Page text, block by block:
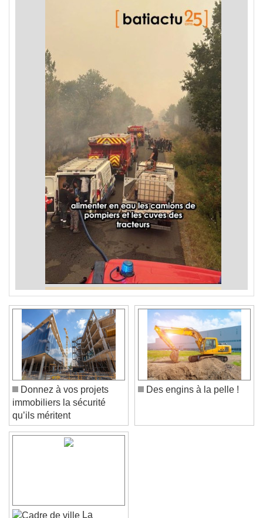
Donnez à vos projets
immobiliers la sécurité
qu’ils méritent